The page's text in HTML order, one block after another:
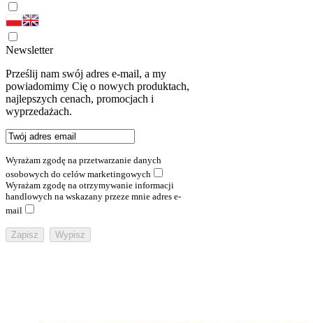
Newsletter
Prześlij nam swój adres e-mail, a my
powiadomimy Cię o nowych produktach,
najlepszych cenach, promocjach i
wyprzedażach.
Wyrażam zgodę na przetwarzanie danych
osobowych do celów marketingowych
Wyrażam zgodę na otrzymywanie informacji
handlowych na wskazany przeze mnie adres e-
mail